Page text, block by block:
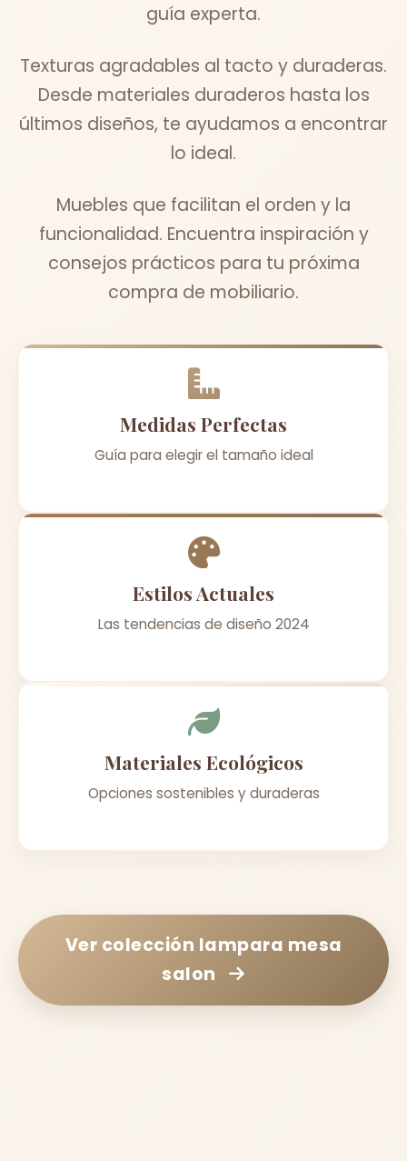
guía experta.
Texturas agradables al tacto y duraderas.
Desde materiales duraderos hasta los
últimos diseños, te ayudamos a encontrar
lo ideal.
Muebles que facilitan el orden y la
funcionalidad. Encuentra inspiración y
consejos prácticos para tu próxima
compra de mobiliario.
Medidas Perfectas
Guía para elegir el tamaño ideal
Estilos Actuales
Las tendencias de diseño 2024
Materiales Ecológicos
Opciones sostenibles y duraderas
Ver colección lampara mesa
salon